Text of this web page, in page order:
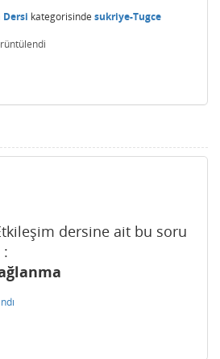
kategorisinde sukriye-Tugce
dersine ait bu soru